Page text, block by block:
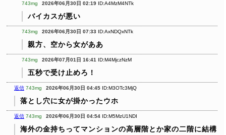
743mg 2026年06月30日 02:19 ID:A4MzM4NTk
バイカスが悪い
743mg 2026年06月30日 07:33 ID:AxNDQxNTk
親方、空から女がああ
743mg 2026年07月01日 16:41 ID:M4MjczNzM
五秒で受け止めろ！
返信 743mg 2026年06月30日 04:45 ID:M3OTc3MjQ
落とし穴に女が掛かったウホ
返信 743mg 2026年06月30日 04:54 ID:M5MzU1NDI
海外の金持ちってマンションの高層階とか家の二階に結構